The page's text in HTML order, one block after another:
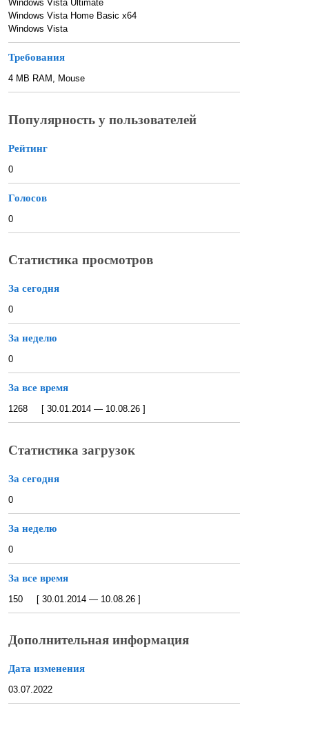
Windows Vista Ultimate
Windows Vista Home Basic x64
Windows Vista
Требования
4 MB RAM, Mouse
Популярность у пользователей
Рейтинг
0
Голосов
0
Статистика просмотров
За сегодня
0
За неделю
0
За все время
1268 [ 30.01.2014 — 10.08.26 ]
Статистика загрузок
За сегодня
0
За неделю
0
За все время
150 [ 30.01.2014 — 10.08.26 ]
Дополнительная информация
Дата изменения
03.07.2022